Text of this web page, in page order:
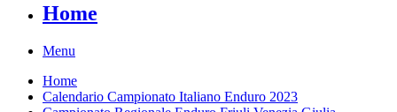
Home
Menu
Home
Calendario Campionato Italiano Enduro 2023